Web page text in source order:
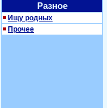
Разное
Ищу родных
Прочее